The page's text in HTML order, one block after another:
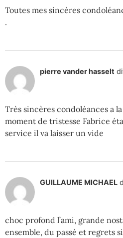
Toutes mes sincères
.
pierre vander hasselt
Très sincères condoléances a
moment de tristesse Fabrice
service il va laisser un vide
GUILLAUME MICHAEL
choc profond l’ami, grande
ensemble, du passé et regrets